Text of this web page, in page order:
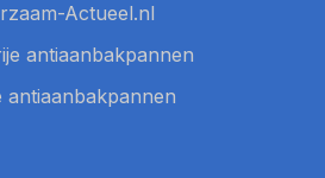
Actueel.nl
antiaanbakpannen
antiaanbakpannen